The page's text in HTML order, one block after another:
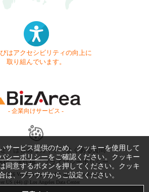
はアクセシビリティの向上に
取り組んでいます。
- 企業向けサービス -
はじめてガイド
よくある質問
標・著作権 プライバシーポリシー
2026 Vivid Navigation, Inc. All Rights Reserved.
US (44) @ Los Angeles Data Center
サービス提供のため、クッキーを使用して
シーポリシーをご確認ください。クッキー
同意するボタンを押してください。クッキ
は、ブラウザからご設定ください。